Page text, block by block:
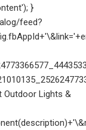
}
feed?
Outdoor Lights &